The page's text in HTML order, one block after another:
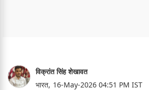
विक्रांत सिंह शेखावत
भारत, 16-May-2026 04:51 PM IST